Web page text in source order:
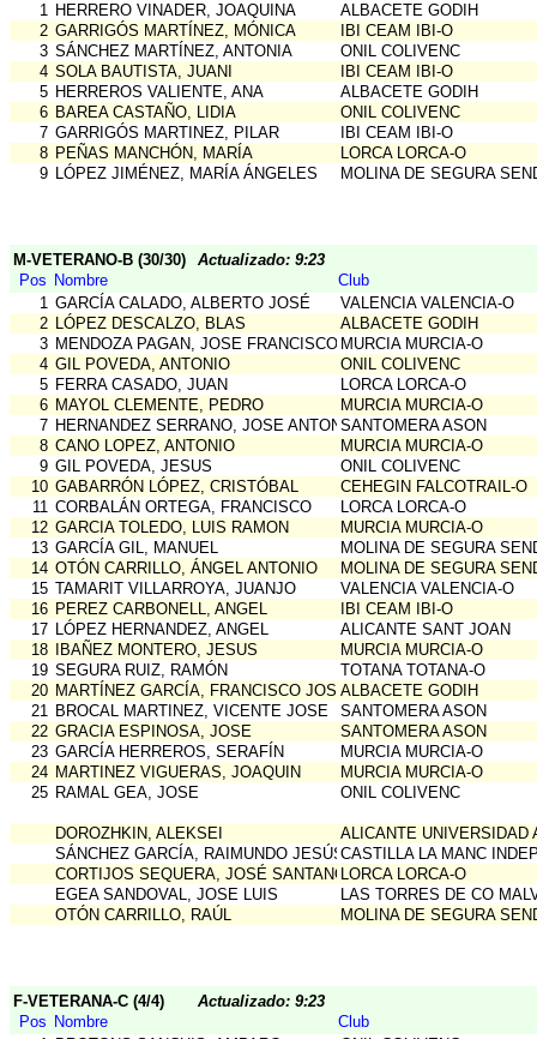
1 HERRERO VINADER, JOAQUINA
ALBACETE GODIH
2 GARRIGÓS MARTÍNEZ, MÓNICA
IBI CEAM IBI-O
3 SÁNCHEZ MARTÍNEZ, ANTONIA
ONIL COLIVENC
4 SOLA BAUTISTA, JUANI
IBI CEAM IBI-O
5 HERREROS VALIENTE, ANA
ALBACETE GODIH
6 BAREA CASTAÑO, LIDIA
ONIL COLIVENC
7 GARRIGÓS MARTINEZ, PILAR
IBI CEAM IBI-O
8 PEÑAS MANCHÓN, MARÍA
LORCA LORCA-O
9 LÓPEZ JIMÉNEZ, MARÍA ÁNGELES MOLINA DE SEGURA
M-VETERANO-B (30/30)
Actualizado: 9:23
Pos Nombre
Club
1 GARCÍA CALADO, ALBERTO JOSÉ
VALENCIA VALENCIA-O
2 LÓPEZ DESCALZO, BLAS
ALBACETE GODIH
3 MENDOZA PAGAN, JOSE FRANCISCO MURCIA MURCIA-O
4 GIL POVEDA, ANTONIO
ONIL COLIVENC
5 FERRA CASADO, JUAN
LORCA LORCA-O
6 MAYOL CLEMENTE, PEDRO
MURCIA MURCIA-O
7 HERNANDEZ SERRANO, JOSE ANTONIOSANTOMERA ASON
8 CANO LOPEZ, ANTONIO
MURCIA MURCIA-O
9 GIL POVEDA, JESUS
ONIL COLIVENC
10 GABARRÓN LÓPEZ, CRISTÓBAL
CEHEGIN FALCOTRAIL-O
11 CORBALÁN ORTEGA, FRANCISCO
LORCA LORCA-O
12 GARCIA TOLEDO, LUIS RAMON
MURCIA MURCIA-O
13 GARCÍA GIL, MANUEL
MOLINA DE SEGURA
14 OTÓN CARRILLO, ÁNGEL ANTONIO
MOLINA DE SEGURA
15 TAMARIT VILLARROYA, JUANJO
VALENCIA VALENCIA-O
16 PEREZ CARBONELL, ANGEL
IBI CEAM IBI-O
17 LÓPEZ HERNANDEZ, ANGEL
ALICANTE SANT JOAN
18
IBAÑEZ MONTERO, JESUS
MURCIA MURCIA-O
19 SEGURA RUIZ, RAMÓN
TOTANA TOTANA-O
20 MARTÍNEZ GARCÍA, FRANCISCO JOSÉALBACETE GODIH
21 BROCAL MARTINEZ, VICENTE JOSE
SANTOMERA ASON
22 GRACIA ESPINOSA, JOSE
SANTOMERA ASON
23 GARCÍA HERREROS, SERAFÍN
MURCIA MURCIA-O
24 MARTINEZ VIGUERAS, JOAQUIN
MURCIA MURCIA-O
25 RAMAL GEA, JOSE ONIL COLIVENC
DOROZHKIN, ALEKSEI
ALICANTE UNIVERSIDAD
SÁNCHEZ GARCÍA, RAIMUNDO JESÚSCASTILLA LA MANC
CORTIJOS SEQUERA, JOSÉ SANTANOLORCA LORCA-O
EGEA SANDOVAL, JOSE LUIS
LAS TORRES DE CO
OTÓN CARRILLO, RAÚL
MOLINA DE SEGURA
F-VETERANA-C (4/4)
Actualizado: 9:23
Pos Nombre
Club